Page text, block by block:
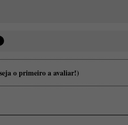
o primeiro a avaliar!)